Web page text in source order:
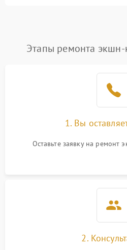
Этапы ремонта
1. Вы
Оставьте заявку на ремонт
2.